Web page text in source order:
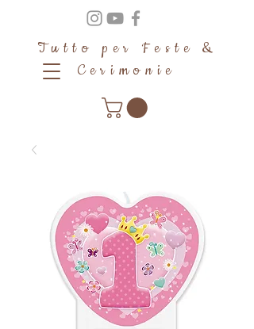
Tutto per Feste &
Cerimonie